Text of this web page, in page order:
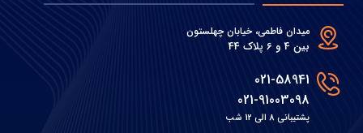
میدان فاطمی، خیابان چهلستون
بین 4 و 6 پلاک 44
021-58941
021-91003098
پشتیبانی 8 الی 12 شب